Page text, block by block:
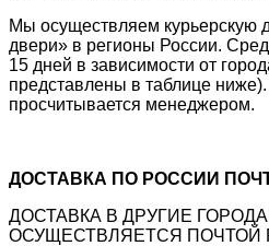
Мы осуществляем курьерскую
двери» в регионы России.
15 дней в зависимости от
представлены в таблице
просчитывается менеджером.
ДОСТАВКА ПО РОССИИ
ДОСТАВКА В ДРУГИЕ
ОСУЩЕСТВЛЯЕТСЯ ПОЧТОЙ